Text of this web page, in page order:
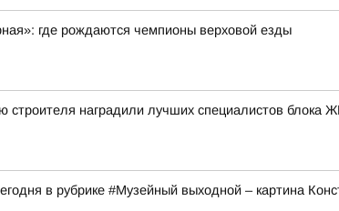
где рождаются чемпионы верховой езды
строителя наградили лучших специалистов блока
в рубрике #Музейный выходной – картина